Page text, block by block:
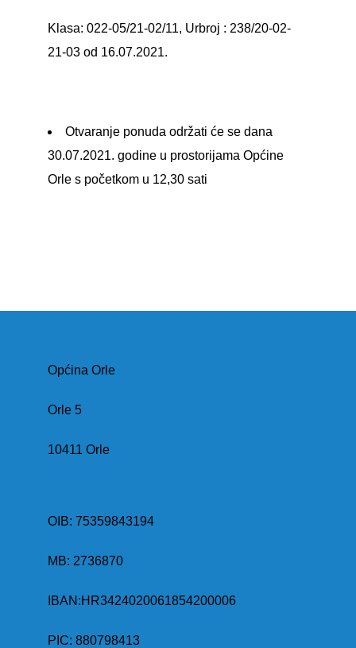
Klasa: 022-05/21-02/11, Urbroj : 238/20-02-
21-03 od 16.07.2021.
Otvaranje ponuda održati će se dana
30.07.2021. godine u prostorijama Općine
Orle s početkom u 12,30 sati
Općina Orle
Orle 5
10411 Orle
OIB: 75359843194
MB: 2736870
IBAN:HR3424020061854200006
PIC: 880798413